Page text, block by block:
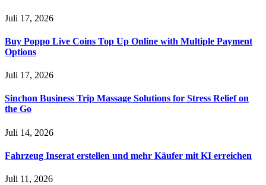
Juli 17, 2026
Buy Poppo Live Coins Top Up Online with Multiple Payment
Options
Juli 17, 2026
Sinchon Business Trip Massage Solutions for Stress Relief on
the Go
Juli 14, 2026
Fahrzeug Inserat erstellen und mehr Käufer mit KI erreichen
Juli 11, 2026